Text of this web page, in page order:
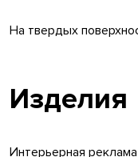
На твердых
Изделия
Интерьерная реклама